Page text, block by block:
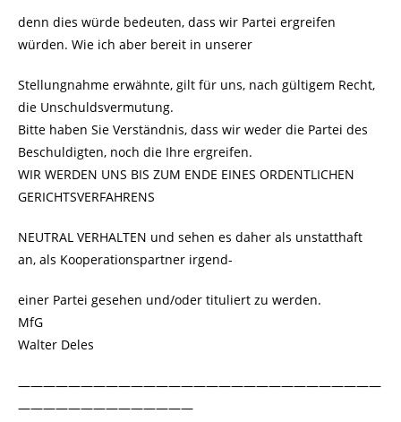
denn dies würde bedeuten, dass wir Partei ergreifen
würden. Wie ich aber bereit in unserer
Stellungnahme erwähnte, gilt für uns, nach gültigem Recht,
die Unschuldsvermutung.
Bitte haben Sie Verständnis, dass wir weder die Partei des
Beschuldigten, noch die Ihre ergreifen.
WIR WERDEN UNS BIS ZUM ENDE EINES ORDENTLICHEN
GERICHTSVERFAHRENS
NEUTRAL VERHALTEN und sehen es daher als unstatthaft
an, als Kooperationspartner irgend-
einer Partei gesehen und/oder tituliert zu werden.
MfG
Walter Deles
—————————————————————————————
——————————————